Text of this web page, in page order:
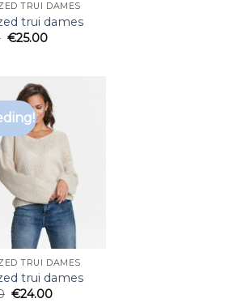
TRUI DAMES
trui dames
€25.00
TRUI DAMES
trui dames
€24.00